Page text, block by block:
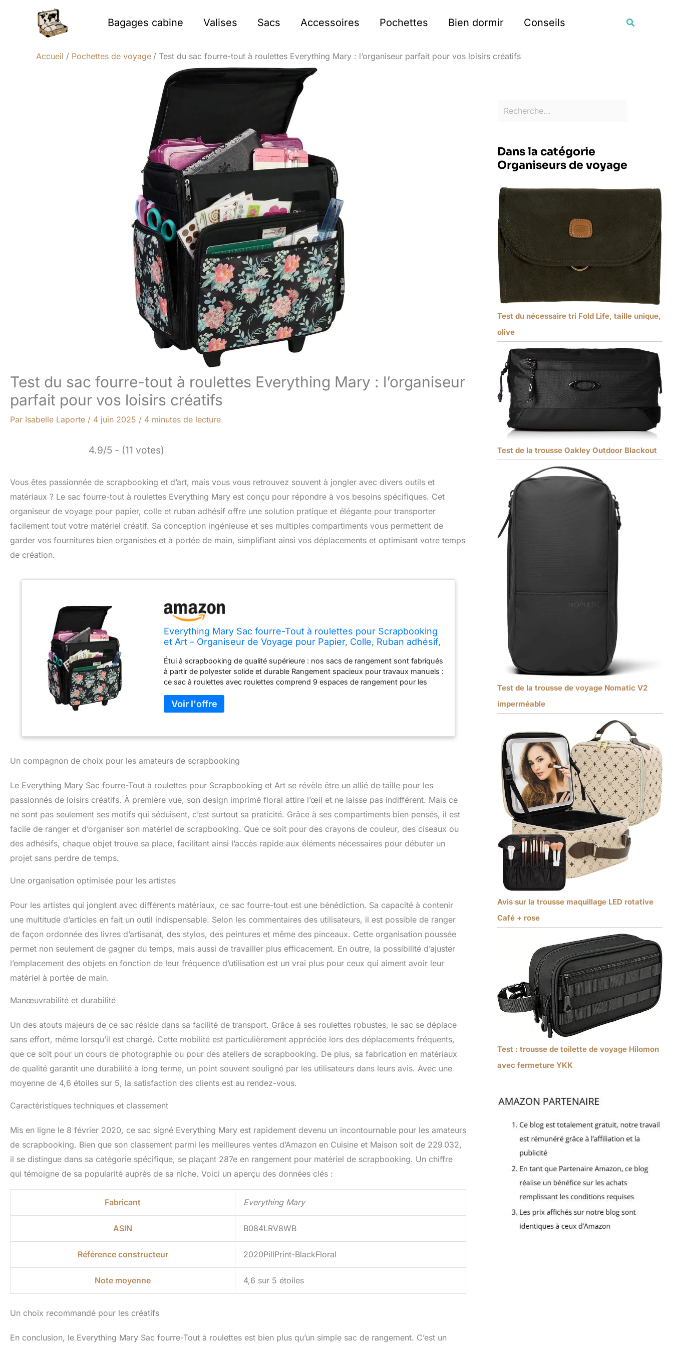
Bagages cabine Valises Sacs Accessoires Pochettes Bien dormir Conseils
Accueil Pochettes de voyage Test du sac fourre-tout à roulettes Everything Mary : l’organiseur parfait pour vos loisirs créatifs
Test du sac fourre-tout à roulettes Everything Mary : l’organiseur
parfait pour vos loisirs créatifs
Par Isabelle Laporte / 4 juin 2025 / 4 minutes de lecture
4.9/5 - (11 votes)
Vous êtes passionnée de scrapbooking et d’art, mais vous vous retrouvez souvent à jongler avec divers outils et
matériaux ? Le sac fourre-tout à roulettes Everything Mary est conçu pour répondre à vos besoins spécifiques. Cet
organiseur de voyage pour papier, colle et ruban adhésif offre une solution pratique et élégante pour transporter
facilement tout votre matériel créatif. Sa conception ingénieuse et ses multiples compartiments vous permettent de
garder vos fournitures bien organisées et à portée de main, simplifiant ainsi vos déplacements et optimisant votre temps
de création.
Everything Mary Sac fourre-Tout à roulettes pour Scrapbooking
et Art – Organiseur de Voyage pour Papier, Colle, Ruban adhésif,
Étui à scrapbooking de qualité supérieure : nos sacs de rangement sont fabriqués
à partir de polyester solide et durable Rangement spacieux pour travaux manuels :
ce sac à roulettes avec roulettes comprend 9 espaces de rangement pour les
de verrouillage pour le scrapbooking sécurisé La différence pour les artisans :
nous offrons des solutions de rangement bien conçues pour les artisans de tous
Un compagnon de choix pour les amateurs de scrapbooking
Le Everything Mary Sac fourre-Tout à roulettes pour Scrapbooking et Art se révèle être un allié de taille pour les
passionnés de loisirs créatifs. À première vue, son design imprimé floral attire l’œil et ne laisse pas indifférent. Mais ce
ne sont pas seulement ses motifs qui séduisent, c’est surtout sa praticité. Grâce à ses compartiments bien pensés, il est
facile de ranger et d’organiser son matériel de scrapbooking. Que ce soit pour des crayons de couleur, des ciseaux ou
des adhésifs, chaque objet trouve sa place, facilitant ainsi l’accès rapide aux éléments nécessaires pour débuter un
projet sans perdre de temps.
Une organisation optimisée pour les artistes
Pour les artistes qui jonglent avec différents matériaux, ce sac fourre-tout est une bénédiction. Sa capacité à contenir
une multitude d’articles en fait un outil indispensable. Selon les commentaires des utilisateurs, il est possible de ranger
de façon ordonnée des livres d’artisanat, des stylos, des peintures et même des pinceaux. Cette organisation poussée
permet non seulement de gagner du temps, mais aussi de travailler plus efficacement. En outre, la possibilité d’ajuster
l’emplacement des objets en fonction de leur fréquence d’utilisation est un vrai plus pour ceux qui aiment avoir leur
matériel à portée de main.
Manœuvrabilité et durabilité
Un des atouts majeurs de ce sac réside dans sa facilité de transport. Grâce à ses roulettes robustes, le sac se déplace
sans effort, même lorsqu’il est chargé. Cette mobilité est particulièrement appréciée lors des déplacements fréquents,
que ce soit pour un cours de photographie ou pour des ateliers de scrapbooking. De plus, sa fabrication en matériaux
de qualité garantit une durabilité à long terme, un point souvent souligné par les utilisateurs dans leurs avis. Avec une
moyenne de 4,6 étoiles sur 5, la satisfaction des clients est au rendez-vous.
Caractéristiques techniques et classement
Mis en ligne le 8 février 2020, ce sac signé Everything Mary est rapidement devenu un incontournable pour les amateurs
de scrapbooking. Bien que son classement parmi les meilleures ventes d’Amazon en Cuisine et Maison soit de 229 032,
il se distingue dans sa catégorie spécifique, se plaçant 287e en rangement pour matériel de scrapbooking. Un chiffre
qui témoigne de sa popularité auprès de sa niche. Voici un aperçu des données clés :
Fabricant Everything Mary
ASIN B084LRV8WB
Référence constructeur 2020PillPrint-BlackFloral
Note moyenne 4,6 sur 5 étoiles
Un choix recommandé pour les créatifs
En conclusion, le Everything Mary Sac fourre-Tout à roulettes est bien plus qu’un simple sac de rangement. C’est un
Dans la catégorie
Organiseurs de voyage
Test du nécessaire tri Fold Life, taille unique,
olive
Test de la trousse Oakley Outdoor Blackout
Test de la trousse de voyage Nomatic V2
imperméable
Avis sur la trousse maquillage LED rotative
Café + rose
Test : trousse de toilette de voyage Hilomon
avec fermeture YKK